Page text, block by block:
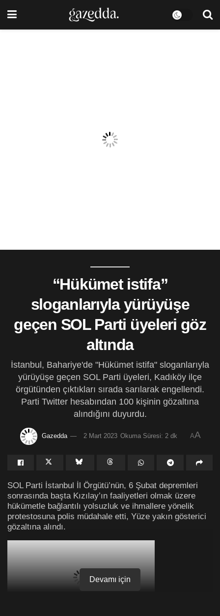
“Hükümet istifa”
sloganlarıyla yürüyüşe
geçen SOL Parti üyeleri göz
altında
İstanbul, Bahariye'de "Hükümet istifa" sloganlarıyla
yürüyüşe geçen SOL Parti üyeleri, Kadıköy ilçe
örgütünden çıktıkları sırada sarılarak engellendi.
Parti Twitter hesabından 100 kişinin gözaltına
alındığını duyurdu.
Gazedda 2 Mart 2023 Okuma Süresi: 2 dk AA
SOL Parti İstanbul İl Örgütü’nün, 6 Şubat depremleri
sonrasında başta Kızılay’ın faaliyetleri olmak üzere
hükümetle bağlantılı yolsuzluk ve ihmallere yönelik
protestosuna polis müdahale etti, Yüze yakın gösterici
gözaltına alındı.
Devamı için